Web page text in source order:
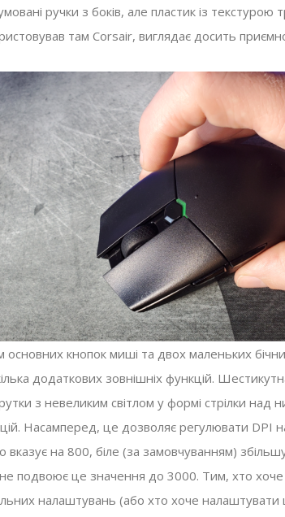
ручки з боків, але пластик із текстурою
там Corsair, виглядає досить
основних кнопок миші та двох маленьких
додаткових зовнішніх функцій.
з невеликим світлом у формі стрілки над
Насамперед, це дозволяє регулювати DPI
вказує на 800, біле (за замовчуванням)
подвоює це значення до 3000. Тим, хто хоче
налаштувань (або хто хоче налаштувати